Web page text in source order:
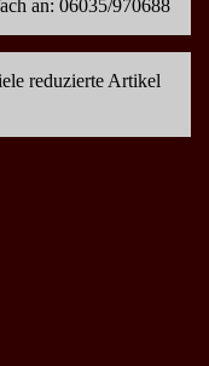
an: 06035/970688
reduzierte Artikel